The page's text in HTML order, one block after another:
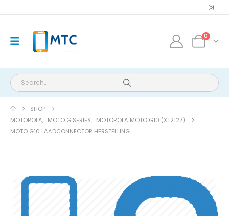
0
SHOP
MOTOROLA, MOTO G SERIES, MOTOROLA MOTO G10 (XT2127)
MOTO G10 LAADCONNECTOR HERSTELLING